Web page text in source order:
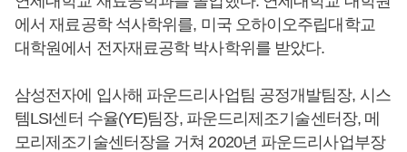
에서 재료공학 석사학위를, 미국 오하이오주립대학교
대학원에서 전자재료공학 박사학위를 받았다.
삼성전자에 입사해 파운드리사업팀 공정개발팀장, 시스
템LSI센터 수율(YE)팀장, 파운드리제조기술센터장, 메
모리제조기술센터장을 거쳐 2020년 파운드리사업부장